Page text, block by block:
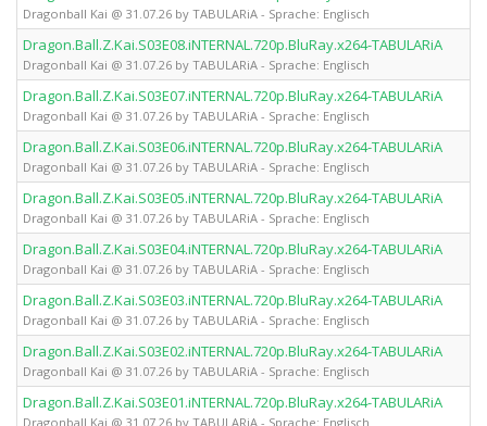
Dragonball Kai @ 31.07.26 by TABULARiA - Sprache: Englisch
Dragon.Ball.Z.Kai.S03E08.iNTERNAL.720p.BluRay.x264-TABULARiA
Dragonball Kai @ 31.07.26 by TABULARiA - Sprache: Englisch
Dragon.Ball.Z.Kai.S03E07.iNTERNAL.720p.BluRay.x264-TABULARiA
Dragonball Kai @ 31.07.26 by TABULARiA - Sprache: Englisch
Dragon.Ball.Z.Kai.S03E06.iNTERNAL.720p.BluRay.x264-TABULARiA
Dragonball Kai @ 31.07.26 by TABULARiA - Sprache: Englisch
Dragon.Ball.Z.Kai.S03E05.iNTERNAL.720p.BluRay.x264-TABULARiA
Dragonball Kai @ 31.07.26 by TABULARiA - Sprache: Englisch
Dragon.Ball.Z.Kai.S03E04.iNTERNAL.720p.BluRay.x264-TABULARiA
Dragonball Kai @ 31.07.26 by TABULARiA - Sprache: Englisch
Dragon.Ball.Z.Kai.S03E03.iNTERNAL.720p.BluRay.x264-TABULARiA
Dragonball Kai @ 31.07.26 by TABULARiA - Sprache: Englisch
Dragon.Ball.Z.Kai.S03E02.iNTERNAL.720p.BluRay.x264-TABULARiA
Dragonball Kai @ 31.07.26 by TABULARiA - Sprache: Englisch
Dragon.Ball.Z.Kai.S03E01.iNTERNAL.720p.BluRay.x264-TABULARiA
Dragonball Kai @ 31.07.26 by TABULARiA - Sprache: Englisch